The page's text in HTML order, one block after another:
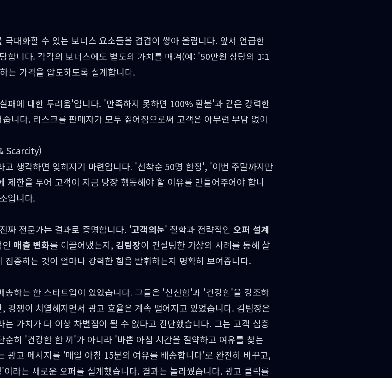
대화할 수 있는 보너스 요소들을 겹겹이 쌓아 올립니다. 앞서 언급한
합니다. 각각의 보너스에도 별도의 가치를 매겨(예: '50만원 상당의 1:1
는 가격을 압도하도록 설계합니다.
패에 대한 두려움'입니다. '만족하지 못하면 100% 환불'과 같은 강력한
니다. 리스크를 판매자가 모두 짊어짐으로써 고객은 아무런 부담 없이
Scarcity)
생각하면 잊혀지기 마련입니다. '선착순 50명 한정', '이번 주말까지만
제한을 두어 고객이 지금 당장 행동해야 할 이유를 만들어주어야 합니
입니다.
짜 전문가는 결과로 증명합니다. '고객의눈' 철학과 전략적인 오퍼 설계
매출 변화를 이끌어냈는지, 김팀장이 컨설팅한 가상의 사례를 통해 살
집중하는 것이 얼마나 강력한 힘을 발휘하는지 명확히 보여줍니다.
송하는 한 스타트업이 있었습니다. 그들은 '신선함'과 '건강함'을 강조하
경쟁이 치열해지면서 광고 효율은 계속 떨어지고 있었습니다. 김팀장은
가치가 더 이상 차별점이 될 수 없다고 진단했습니다. 그는 고객 심층
순히 '건강한 한 끼'가 아니라 '바쁜 아침 시간을 절약하고 여유를 찾는
광고 메시지를 '매일 아침 15분의 여유를 배송합니다'로 완전히 바꾸고,
라는 새로운 오퍼를 설계했습니다. 결과는 놀라웠습니다. 광고 클릭률